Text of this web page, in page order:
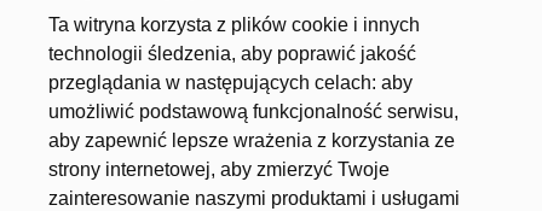
Ta witryna korzysta z plików cookie i innych
technologii śledzenia, aby poprawić jakość
przeglądania w następujących celach: aby
umożliwić podstawową funkcjonalność serwisu,
aby zapewnić lepsze wrażenia z korzystania ze
strony internetowej, aby zmierzyć Twoje
zainteresowanie naszymi produktami i usługami
Useful links
About the project
Universities and Schools
Job offers
Account
Create an account
Log in